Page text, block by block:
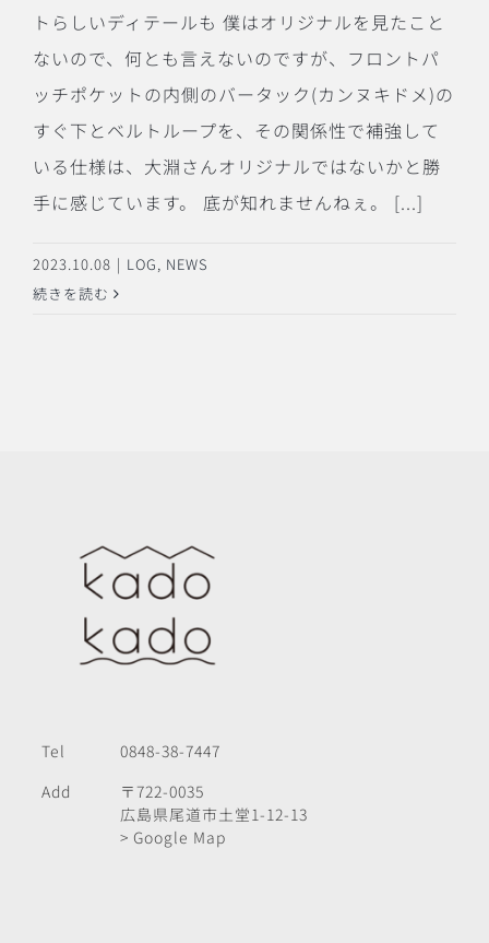
トらしいディテールも 僕はオリジナルを見たこと
ないので、何とも言えないのですが、フロントパ
ッチポケットの内側のバータック(カンヌキドメ)の
すぐ下とベルトループを、その関係性で補強して
いる仕様は、大淵さんオリジナルではないかと勝
手に感じています。 底が知れませんねぇ。 [...]
2023.10.08 | LOG, NEWS
続きを読む
Tel
0848-38-7447
Add
〒722-0035
広島県尾道市土堂1-12-13
> Google Map